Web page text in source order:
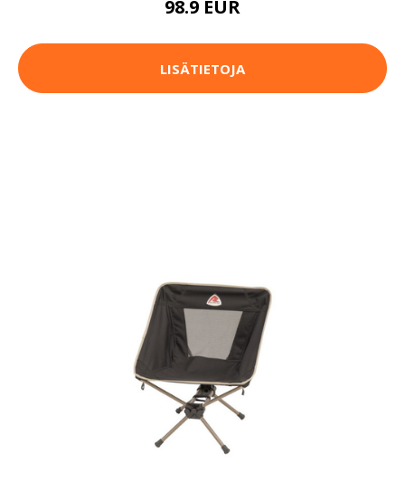
98.9 EUR
LISÄTIETOJA